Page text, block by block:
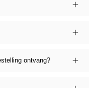
ontvang?